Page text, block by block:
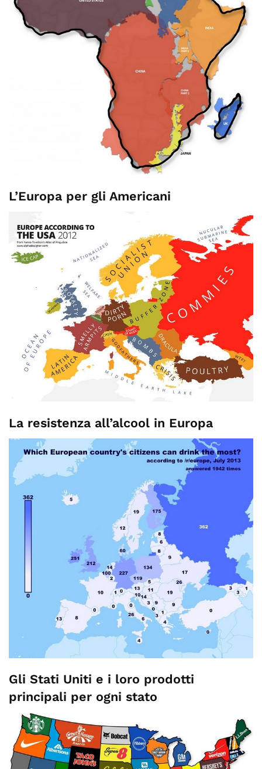
L’Europa per gli Americani
La resistenza all’alcool in Europa
Gli Stati Uniti e i loro prodotti
principali per ogni stato